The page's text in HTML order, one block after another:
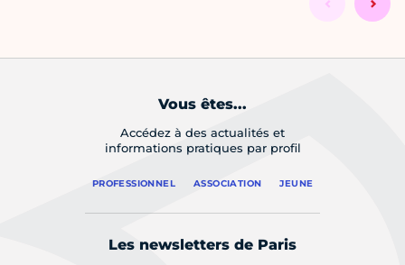
Vous êtes...
Accédez à des actualités et
informations pratiques par profil
PROFESSIONNEL ASSOCIATION JEUNE
Les newsletters de Paris